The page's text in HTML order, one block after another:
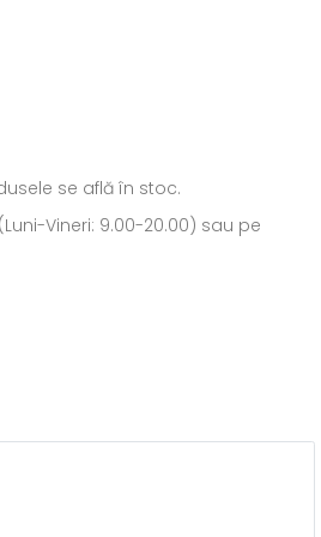
se află în stoc.
Vineri: 9.00-20.00) sau pe